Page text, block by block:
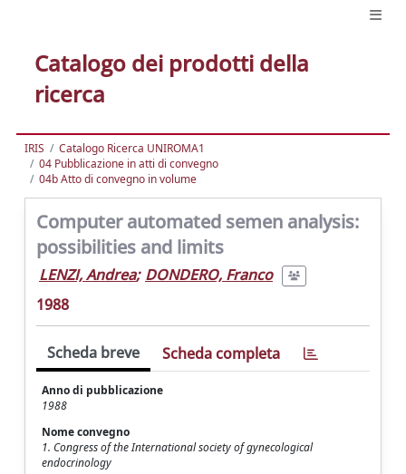
Catalogo dei prodotti della
ricerca
IRIS
Catalogo Ricerca UNIROMA1
04 Pubblicazione in atti di convegno
04b Atto di convegno in volume
Computer automated semen analysis:
possibilities and limits
LENZI, Andrea; DONDERO, Franco
1988
Scheda breve Scheda completa
Anno di pubblicazione
1988
Nome convegno
1. Congress of the International society of gynecological
endocrinology